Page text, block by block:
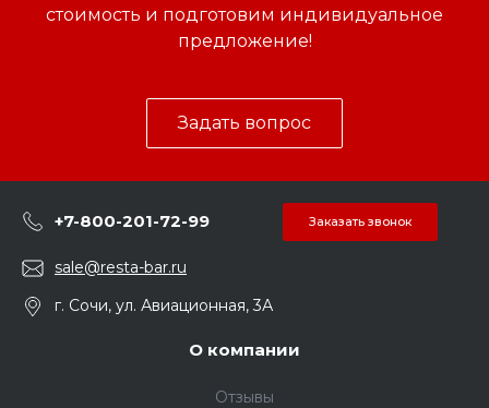
стоимость и подготовим индивидуальное
предложение!
Задать вопрос
+7-800-201-72-99 Заказать звонок
sale@resta-bar.ru
г. Сочи, ул. Авиационная, 3А
О компании
Отзывы